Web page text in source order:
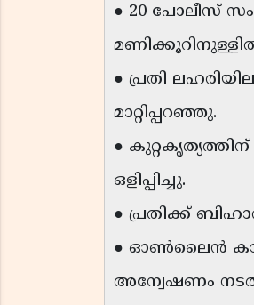
● 20 പോലീസ്
● പ്രതി
മാറ്റിപ്പറഞ്ഞു.
●
ഒളിപ്പിച്ചു.
● പ്രതിക്ക്
● ഓൺലൈൻ കാബ്
അന്വേഷണം